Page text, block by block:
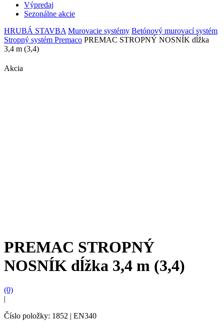
Výpredaj
Sezonálne akcie
HRUBÁ STAVBA Murovacie systémy Betónový murovací systém
Stropný systém Premaco PREMAC STROPNÝ NOSNÍK dĺžka
3,4 m (3,4)
Akcia
PREMAC STROPNÝ
NOSNÍK dĺžka 3,4 m (3,4)
(0)
|
Číslo položky: 1852 | EN340